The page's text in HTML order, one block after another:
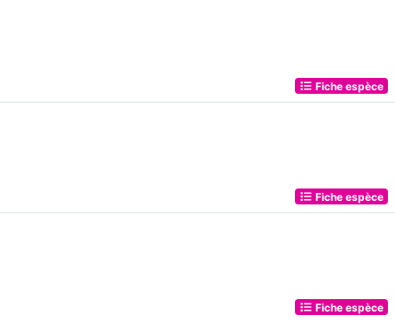
Fiche espèce
Fiche espèce
Fiche espèce